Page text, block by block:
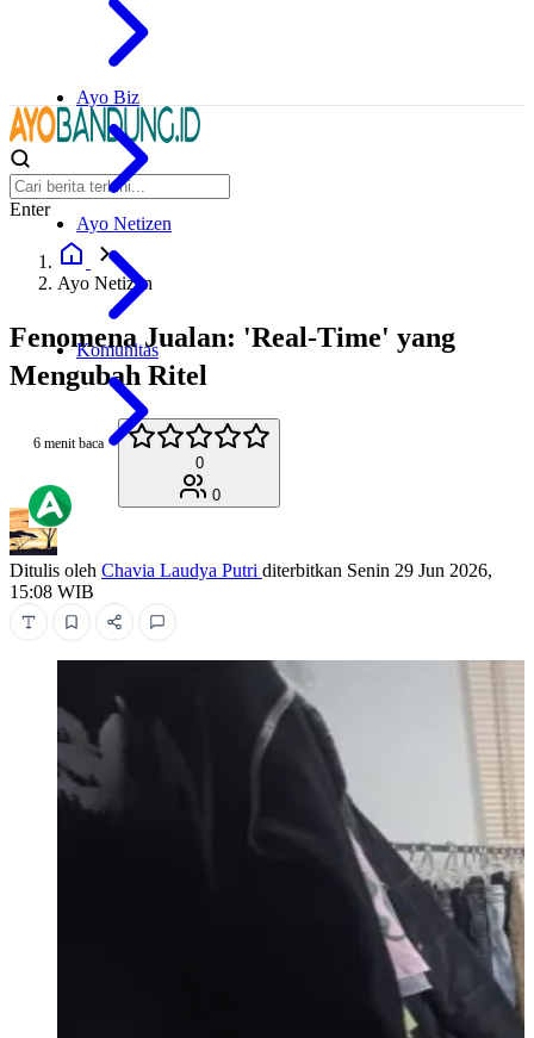
Ayo Biz
Ayo Netizen
Komunitas
Enter
Ayo Netizen
Fenomena Jualan: 'Real-Time' yang
Mengubah Ritel
6 menit baca
0
0
Ditulis oleh Chavia Laudya Putri diterbitkan Senin 29 Jun 2026,
15:08 WIB